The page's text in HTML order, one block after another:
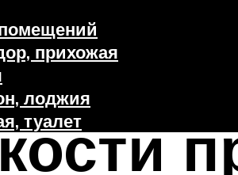
прихожая
лоджия
туалет
дома
материалы